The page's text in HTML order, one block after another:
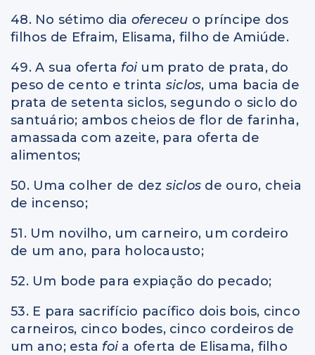
48. No sétimo dia ofereceu o príncipe dos
filhos de Efraim, Elisama, filho de Amiúde.
49. A sua oferta foi um prato de prata, do
peso de cento e trinta siclos, uma bacia de
prata de setenta siclos, segundo o siclo do
santuário; ambos cheios de flor de farinha,
amassada com azeite, para oferta de
alimentos;
50. Uma colher de dez siclos de ouro, cheia
de incenso;
51. Um novilho, um carneiro, um cordeiro
de um ano, para holocausto;
52. Um bode para expiação do pecado;
53. E para sacrifício pacífico dois bois, cinco
carneiros, cinco bodes, cinco cordeiros de
um ano; esta foi a oferta de Elisama, filho